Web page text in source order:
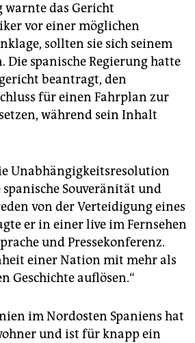
das Gericht
vor einer möglichen
sollten sie sich seinem
Die spanische Regierung hatte
beantragt, den
für einen Fahrplan zur
während sein Inhalt
Unabhängigkeitsresolution
Souveränität und
von der Verteidigung eines
er in einer live im Fernsehen
und Pressekonferenz.
einer Nation mit mehr als
Geschichte auflösen.“
im Nordosten Spaniens hat
und ist für knapp ein